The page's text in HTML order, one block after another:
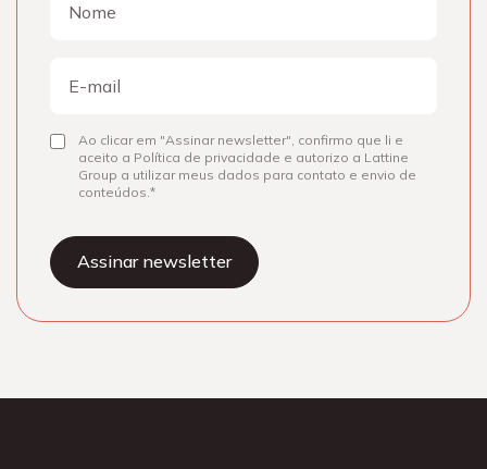
mail
ConsentirAo clicar em "Assinar newsletter", confirmo que li e
aceito a Política de privacidade e autorizo a Lattine
Group a utilizar meus dados para contato e envio de
conteúdos.